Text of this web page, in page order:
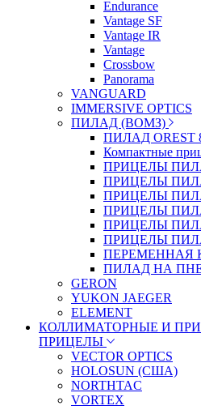
Endurance
Vantage SF
Vantage IR
Vantage
Crossbow
Panorama
VANGUARD
IMMERSIVE OPTICS
ПИЛАД (ВОМЗ)
ПИЛАД OREST
Компактные
ПРИЦЕЛЫ
ПРИЦЕЛЫ
ПРИЦЕЛЫ
ПРИЦЕЛЫ
ПРИЦЕЛЫ
ПРИЦЕЛЫ
ПЕРЕМЕННАЯ
ПИЛАД НА
GERON
YUKON JAEGER
ELEMENT
КОЛЛИМАТОРНЫЕ И
ПРИЦЕЛЫ
VECTOR OPTICS
HOLOSUN (США)
NORTHTAC
VORTEX